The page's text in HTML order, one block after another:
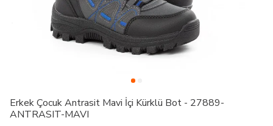
Erkek Çocuk Antrasit Mavi İçi Kürklü Bot - 27889-
ANTRASIT-MAVI